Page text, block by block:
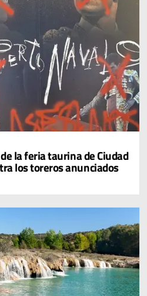
la feria taurina de Ciudad
los toreros anunciados